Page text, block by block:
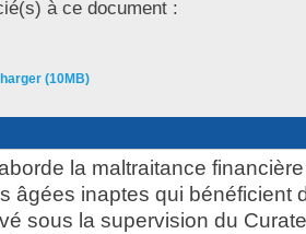
à ce document :
(10MB)
la maltraitance
âgées inaptes qui bénéficient
sous la supervision du